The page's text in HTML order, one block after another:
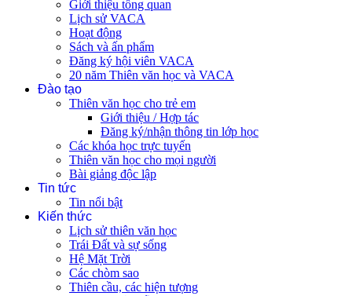
Giới thiệu tổng quan
Lịch sử VACA
Hoạt động
Sách và ấn phẩm
Đăng ký hội viên VACA
20 năm Thiên văn học và VACA
Đào tạo
Thiên văn học cho trẻ em
Giới thiệu / Hợp tác
Đăng ký/nhận thông tin lớp học
Các khóa học trực tuyến
Thiên văn học cho mọi người
Bài giảng độc lập
Tin tức
Tin nổi bật
Kiến thức
Lịch sử thiên văn học
Trái Đất và sự sống
Hệ Mặt Trời
Các chòm sao
Thiên cầu, các hiện tượng